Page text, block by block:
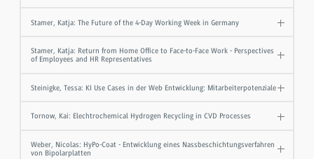
Stamer, Katja: The Future of the 4-Day Working Week in Germany
Stamer, Katja: Return from Home Office to Face-to-Face Work - Perspectives
of Employees and HR Representatives
Steinigke, Tessa: KI Use Cases in der Web Entwicklung: Mitarbeiterpotenziale
Tornow, Kai: Elechtrochemical Hydrogen Recycling in CVD Processes
Weber, Nicolas: HyPo-Coat - Entwicklung eines Nassbeschichtungsverfahren
von Bipolarplatten